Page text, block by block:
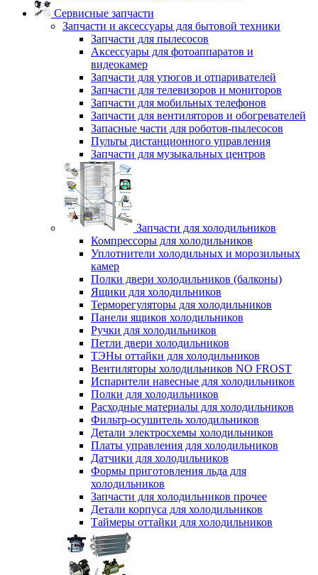
Сервисные запчасти
Запчасти и аксессуары для бытовой техники
Запчасти для пылесосов
Аксессуары для фотоаппаратов и
видеокамер
Запчасти для утюгов и отпаривателей
Запчасти для телевизоров и мониторов
Запчасти для мобильных телефонов
Запчасти для вентиляторов и обогревателей
Запасные части для роботов-пылесосов
Пульты дистанционного управления
Запчасти для музыкальных центров
Запчасти для холодильников
Компрессоры для холодильников
Уплотнители холодильных и морозильных
камер
Полки двери холодильников (балконы)
Ящики для холодильников
Терморегуляторы для холодильников
Панели ящиков холодильников
Ручки для холодильников
Петли двери холодильников
ТЭНы оттайки для холодильников
Вентиляторы холодильников NO FROST
Испарители навесные для холодильников
Полки для холодильников
Расходные материалы для холодильников
Фильтр-осушитель холодильников
Детали электросхемы холодильников
Платы управления для холодильников
Датчики для холодильников
Формы приготовления льда для
холодильников
Запчасти для холодильников прочее
Детали корпуса для холодильников
Таймеры оттайки для холодильников